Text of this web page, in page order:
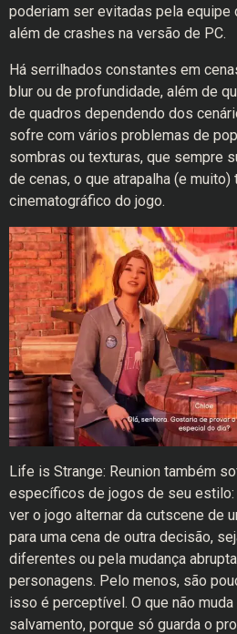
poderiam ser evitadas pela equipe
além de crashes na versão de PC.
Há serrilhados constantes em
blur ou de profundidade, além de
de quadros dependendo dos
sofre com vários problemas de
sombras ou texturas, que sempre
de cenas, o que atrapalha (e muito)
cinematográfico do jogo.
Life is Strange: Reunion também
específicos de jogos de seu estilo:
ver o jogo alternar da cutscene de
para uma cena de outra decisão,
diferentes ou pela mudança
personagens. Pelo menos, são
isso é perceptível. O que não
salvamento, porque só guarda o